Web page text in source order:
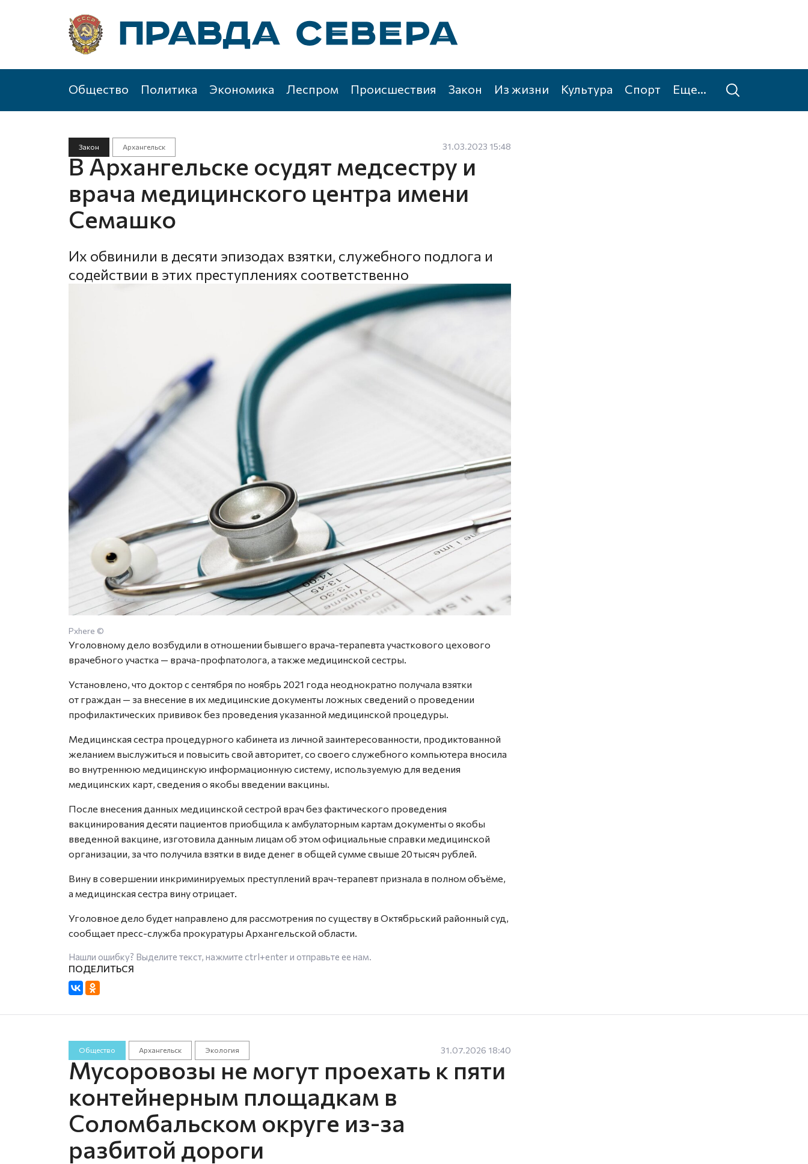
Общество Политика Экономика Леспром Происшествия Закон Из жизни Культура Спорт Еще...
Закон Архангельск 31.03.2023 15:48
В Архангельске осудят медсестру и
врача медицинского центра имени
Семашко
Их обвинили в десяти эпизодах взятки, служебного подлога и
содействии в этих преступлениях соответственно
Pxhere ©
Уголовному дело возбудили в отношении бывшего врача-терапевта участкового цехового
врачебного участка — врача-профпатолога, а также медицинской сестры.
Установлено, что доктор с сентября по ноябрь 2021 года неоднократно получала взятки
от граждан — за внесение в их медицинские документы ложных сведений о проведении
профилактических прививок без проведения указанной медицинской процедуры.
Медицинская сестра процедурного кабинета из личной заинтересованности, продиктованной
желанием выслужиться и повысить свой авторитет, со своего служебного компьютера вносила
во внутреннюю медицинскую информационную систему, используемую для ведения
медицинских карт, сведения о якобы введении вакцины.
После внесения данных медицинской сестрой врач без фактического проведения
вакцинирования десяти пациентов приобщила к амбулаторным картам документы о якобы
введенной вакцине, изготовила данным лицам об этом официальные справки медицинской
организации, за что получила взятки в виде денег в общей сумме свыше 20 тысяч рублей.
Вину в совершении инкриминируемых преступлений врач-терапевт признала в полном объёме,
а медицинская сестра вину отрицает.
Уголовное дело будет направлено для рассмотрения по существу в Октябрьский районный суд,
сообщает пресс-служба прокуратуры Архангельской области.
Нашли ошибку? Выделите текст, нажмите ctrl+enterи отправьте ее нам.
Общество Архангельск Экология 31.07.2026 18:40
Мусоровозы не могут проехать к пяти
контейнерным площадкам в
Соломбальском округе из-за
разбитой дороги